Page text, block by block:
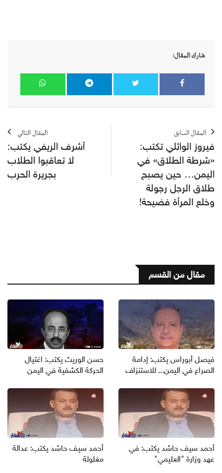
شارك المقال:
المقال السابق
فيروز الوائلي تكتب:
«شرطة الطلاق» في
اليمن… حين يصبح
طلاق الرجل رجولة
وخلع المرأة فضيحة!
المقال التالي
أشرف الريفي يكتب:
لا تعاقبوا الطلاب
بجريرة الحرب
مقال من القسم
فيصل أبوراس يكتب: إدامة
الصراع في اليمن... للاستنزاف
حسن الوريث يكتب: اغتيال
الحركة الكشفية في اليمن
أحمد سيف حاشد يكتب: في
عهد وزارة "العليمي"
أحمد سيف حاشد يكتب: عدالة
مغلولة